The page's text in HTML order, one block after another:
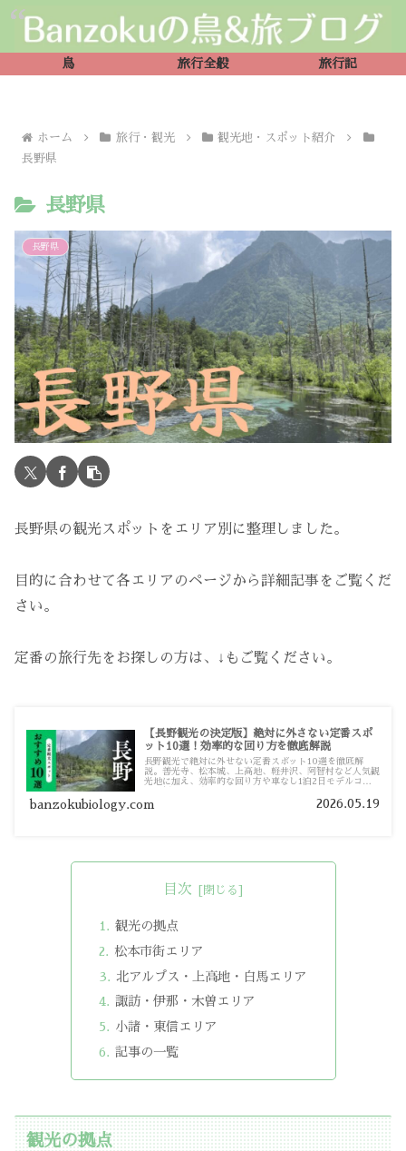
鳥 旅行全般 旅行記
ホーム 旅行・観光
観光地・スポット紹介
長野県
長野県
長野県
長野県の観光スポットをエリア別に整理しました。
目的に合わせて各エリアのページから詳細記事をご覧くだ
さい。
定番の旅行先をお探しの方は、↓もご覧ください。
【長野観光の決定版】絶対に外さない定番スポ
ット10選！効率的な回り方を徹底解説
長野観光で絶対に外せない定番スポット10選を徹底解
説。善光寺、松本城、上高地、軽井沢、阿智村など人気観
光地に加え、効率的な回り方や車なし1泊2日モデルコー
banzokubiology.com 2026.05.19
目次
観光の拠点
松本市街エリア
北アルプス・上高地・白馬エリア
諏訪・伊那・木曽エリア
小諸・東信エリア
記事の一覧
観光の拠点